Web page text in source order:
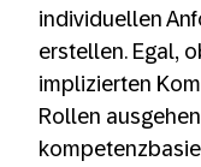
individuellen
erstellen. Egal,
implizierten
Rollen